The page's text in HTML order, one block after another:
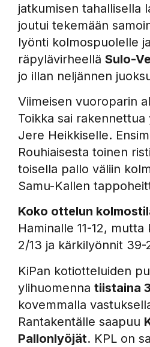
jatkumisen tahallisella
joutui tekemään
lyönti kolmospuolelle
räpylävirheellä Sulo-
jo illan neljännen
Viimeisen vuoroparin
Toikka sai
Jere Heikkiselle.
Rouhiaisesta toinen
toisella pallo väliin
Samu-Kallen
Koko ottelun
Haminalle 11-12,
2/13 ja kärkilyönnit 39-
KiPan kotiotteluiden
ylihuomenna tiistaina
kovemmalla
Rantakentälle saapuu
Pallonlyöjät. KPL on